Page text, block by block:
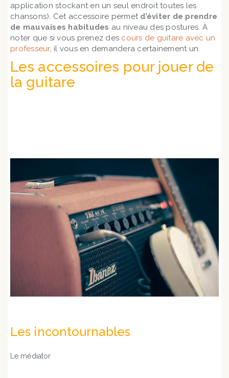
application stockant en un seul endroit toutes les
chansons). Cet accessoire permet d’éviter de prendre
de mauvaises habitudes au niveau des postures. À
noter que si vous prenez des cours de guitare avec un
professeur, il vous en demandera certainement un.
Les accessoires pour jouer de
la guitare
Les incontournables
Le médiator